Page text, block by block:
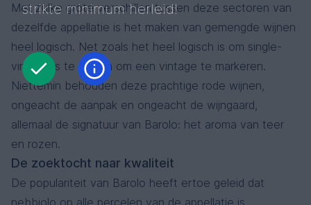
Met zulke grote verschillen tussen deze sectoren van
dezelfde appellatie is het maken van gemengde wijnen
heel logisch. Net zoals het heel logisch is om single-
vineyards te maken om een ​​vintage te markeren.
Niettemin behouden deze prachtige rode wijnen,
ongeacht de aanpak en ongeacht de wijngaard,
allemaal de signatuur van Barolo: het aroma van teer
en rozen.
De zoektocht naar kwaliteit
De populariteit van Barolo heeft ertoe geleid dat
nebbiolo op alle percelen van de appellatie is
strikte minimum herleid!